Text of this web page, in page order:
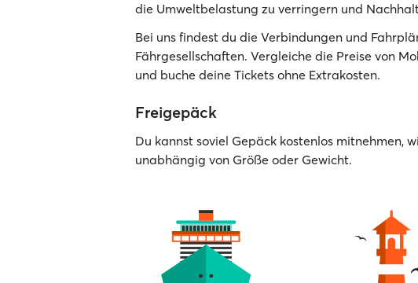
die Umweltbelastung zu verringern und
Bei uns findest du die Verbindungen und
Fährgesellschaften. Vergleiche die Preise von
und buche deine Tickets ohne Extrakosten.
Freigepäck
Du kannst soviel Gepäck kostenlos mitnehmen,
unabhängig von Größe oder Gewicht.